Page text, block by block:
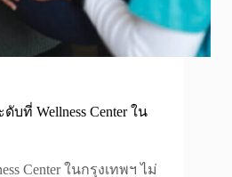
บที่ Wellness Center ใน
Center ในกรุงเทพฯ ไม่